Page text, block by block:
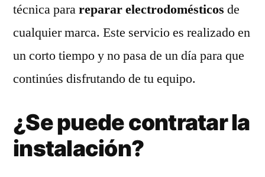
técnica parareparar electrodomésticos de
cualquier marca. Este servicio es realizado en
un corto tiempo y no pasa de un día para que
continúes disfrutando de tu equipo.
¿Se puede contratar la
instalación?